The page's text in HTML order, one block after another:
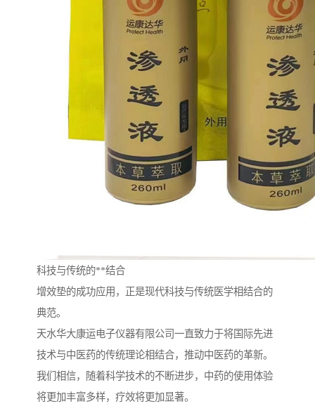
科技与传统的**结合
增效垫的成功应用，正是现代科技与传统医学相结合的
典范。
天水华大康运电子仪器有限公司一直致力于将国际先进
技术与中医药的传统理论相结合，推动中医药的革新。
我们相信，随着科学技术的不断进步，中药的使用体验
将更加丰富多样，疗效将更加显著。